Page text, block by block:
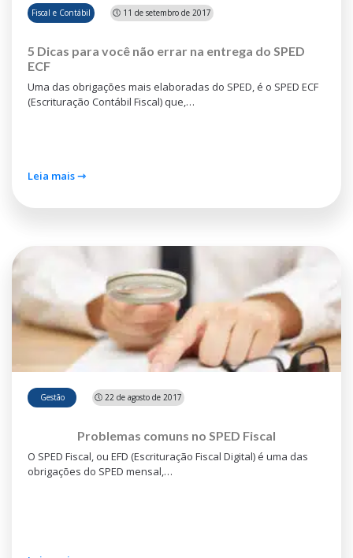
🕔 11 de setembro de 2017
Fiscal e Contábil
5 Dicas para você não errar na entrega do SPED
ECF
Uma das obrigações mais elaboradas do SPED, é o SPED ECF
(Escrituração Contábil Fiscal) que,…
Leia mais ⇾
🕔 22 de agosto de 2017
Gestão
Problemas comuns no SPED Fiscal
O SPED Fiscal, ou EFD (Escrituração Fiscal Digital) é uma das
obrigações do SPED mensal,…